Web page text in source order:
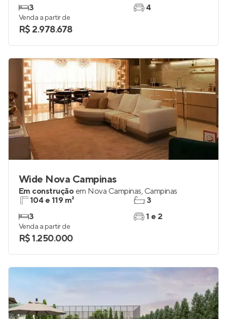
3
4
Venda a partir de
R$ 2.978.678
Wide Nova Campinas
Em construção em Nova Campinas, Campinas
104 e 119 m²
3
3
1 e 2
Venda a partir de
R$ 1.250.000